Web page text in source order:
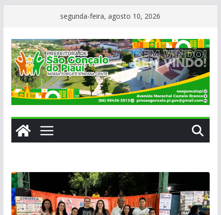
conteúdo
segunda-feira, agosto 10, 2026